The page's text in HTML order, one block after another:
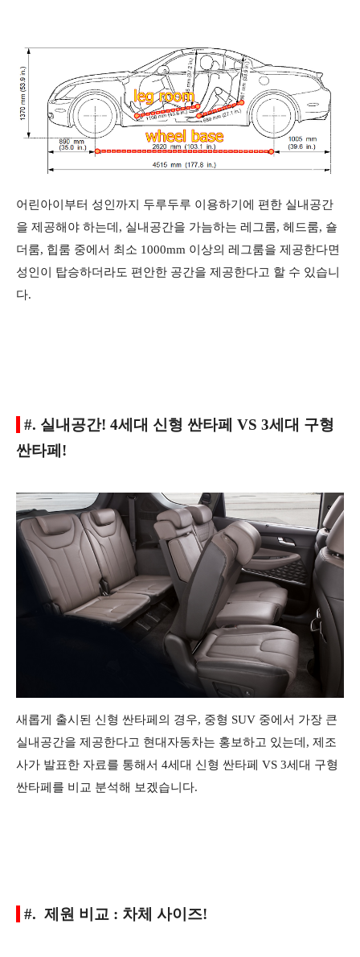
어린아이부터 성인까지 두루두루 이용하기에 편한 실내공간
을 제공해야 하는데, 실내공간을 가늠하는 레그룸, 헤드룸, 숄
더룸, 힙룸 중에서 최소 1000mm 이상의 레그룸을 제공한다면
성인이 탑승하더라도 편안한 공간을 제공한다고 할 수 있습니
다.
#. 실내공간! 4세대 신형 싼타페 VS 3세대 구형
싼타페!
새롭게 출시된 신형 싼타페의 경우, 중형 SUV 중에서 가장 큰
실내공간을 제공한다고 현대자동차는 홍보하고 있는데, 제조
사가 발표한 자료를 통해서 4세대 신형 싼타페 VS 3세대 구형
싼타페를 비교 분석해 보겠습니다.
#. 제원 비교 : 차체 사이즈!